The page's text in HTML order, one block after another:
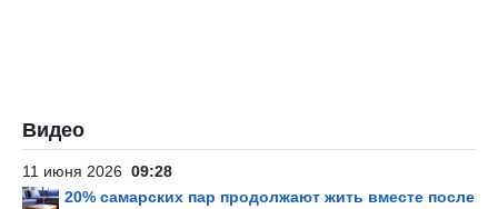
Видео
11 июня 2026 09:28
20% самарских пар продолжают жить вместе после